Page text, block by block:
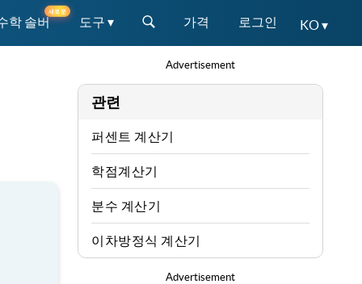
학 솔버
새로운
도구 ▾ 가격 로그인 KO ▾
Advertisement
관련
퍼센트 계산기
학점계산기
분수 계산기
이차방정식 계산기
Advertisement